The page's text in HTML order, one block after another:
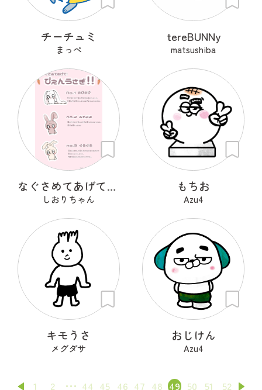
チーチュミ
まっぺ
tereBUNNy
matsushiba
なぐさめてあげて！ぴえんうさぎ
しおりちゃん
もちお
Azu4
キモうさ
メグダサ
おじけん
Azu4
1 2 44 45 46 47 48 49 50 51 52